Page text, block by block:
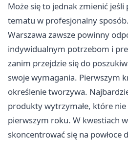
Może się to jednak zmienić jeśli
tematu w profesjonalny sposób.
Warszawa zawsze powinny
indywidualnym potrzebom i
zanim przejdzie się do
swoje wymagania. Pierwszym
określenie tworzywa.
produkty wytrzymałe, które nie
pierwszym roku. W kwestiach
skoncentrować się na powłoce